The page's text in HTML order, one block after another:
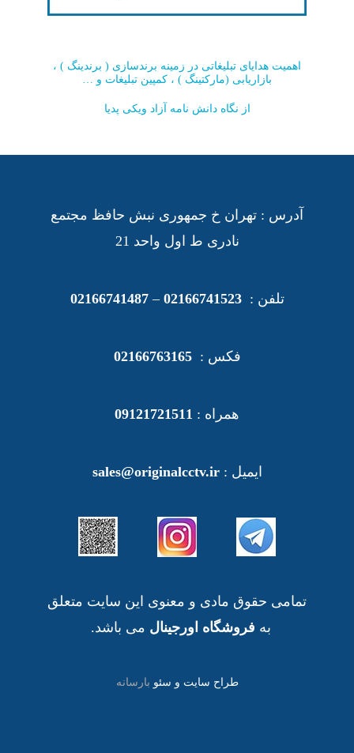
هدایای تبلیغاتی جاکارتی -- کد L32
اهمیت هدایای تبلیغاتی در زمینه برندسازی ( برندینگ ) ،
بازاریابی (مارکتینگ ) ، کمپین تبلیغات و …
از نگاه دانش نامه آزاد ویکی پدیا
آدرس : تهران خ جمهوری نبش حافظ مجتمع
نادری ط اول واحد 21
تلفن :02166741523
–
02166741487
فکس :02166763165
همراه : 09121721511
ایمیل :sales@originalcctv.ir
تمامی حقوق مادی و معنوی این سایت متعلق
به فروشگاه اورجینال می باشد.
طراح سایت و سئو بارسانه